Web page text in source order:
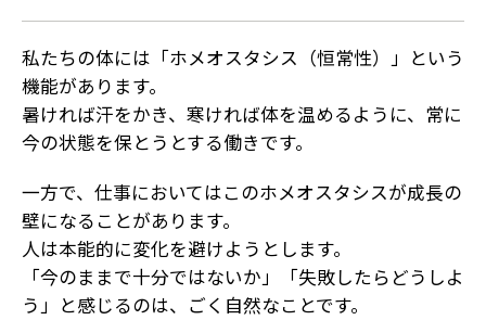
私たちの体には「ホメオスタシス（恒常性）」という
機能があります。
暑ければ汗をかき、寒ければ体を温めるように、常に
今の状態を保とうとする働きです。
一方で、仕事においてはこのホメオスタシスが成長の
壁になることがあります。
人は本能的に変化を避けようとします。
「今のままで十分ではないか」「失敗したらどうしよ
う」と感じるのは、ごく自然なことです。